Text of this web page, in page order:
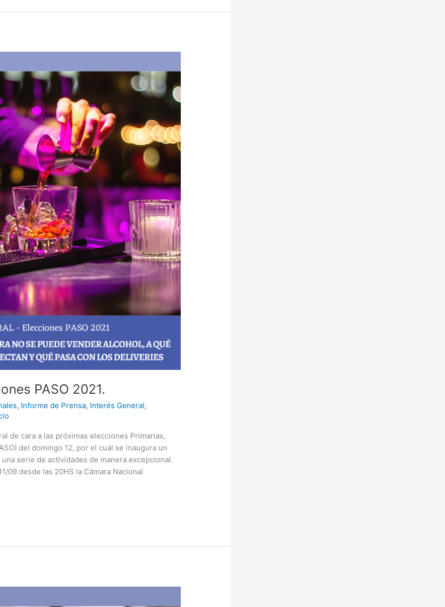
PASO 2021.
, Informe de Prensa, Interés General,
de cara a las próximas elecciones Primarias,
del domingo 12, por el cuál se inaugura un
serie de actividades de manera excepcional.
09 desde las 20HS la Cámara Nacional